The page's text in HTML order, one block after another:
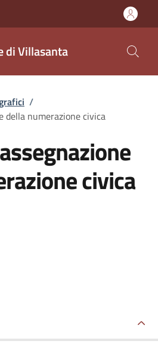
di Villasanta
/
della numerazione civica
civica